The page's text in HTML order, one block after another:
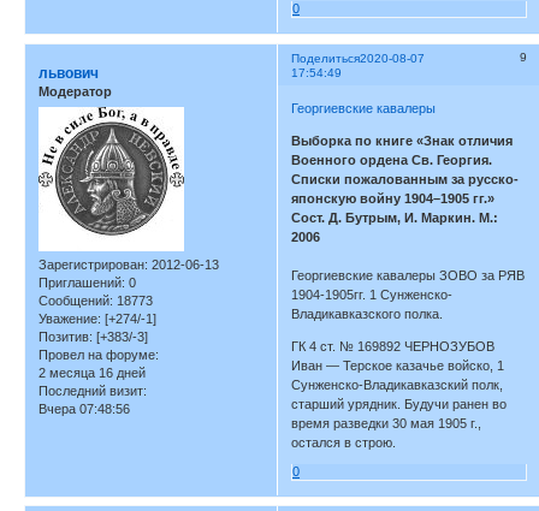
0
Поделиться 9
2020-08-07
17:54:49
львович
Модератор
Зарегистрирован: 2012-06-13
Приглашений: 0
Сообщений: 18773
Уважение: [+274/-1]
Позитив: [+383/-3]
Провел на форуме:
2 месяца 16 дней
Последний визит:
Вчера 07:48:56
Георгиевские кавалеры
Выборка по книге «Знак отличия
Военного ордена Св. Георгия.
Списки пожалованным за русско-
японскую войну 1904–1905 гг.»
Сост. Д. Бутрым, И. Маркин. М.:
2006
Георгиевские кавалеры ЗОВО за РЯВ
1904-1905гг. 1 Сунженско-
Владикавказского полка.
ГК 4 ст. № 169892 ЧЕРНОЗУБОВ
Иван — Терское казачье войско, 1
Сунженско-Владикавказский полк,
старший урядник. Будучи ранен во
время разведки 30 мая 1905 г.,
остался в строю.
0